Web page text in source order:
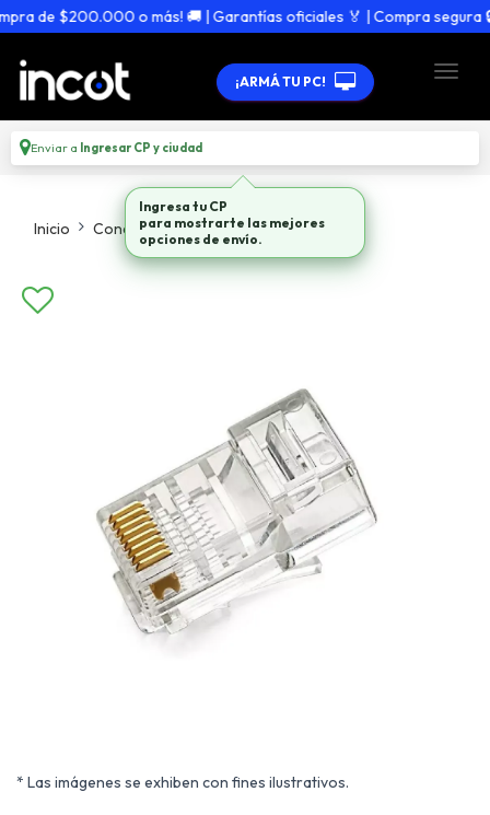
de $200.000 o más! 🚚 | Garantías oficiales 🏅 | Compra segura 🔒
¡ARMÁ TU PC!
Enviar a Ingresar CP y ciudad
Inicio Conectividad Infraestructura
* Las imágenes se exhiben con fines ilustrativos.
Ingresa tu CP
para mostrarte las mejores
opciones de envío.